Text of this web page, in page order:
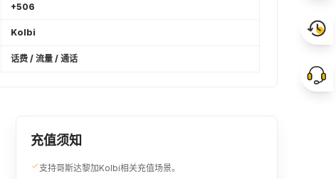
+506
Kolbi
话费 / 流量 / 通话
充值须知
支持哥斯达黎加Kolbi相关充值场景。